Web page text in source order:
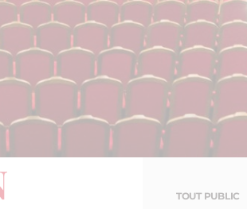
TOUT PUBLIC